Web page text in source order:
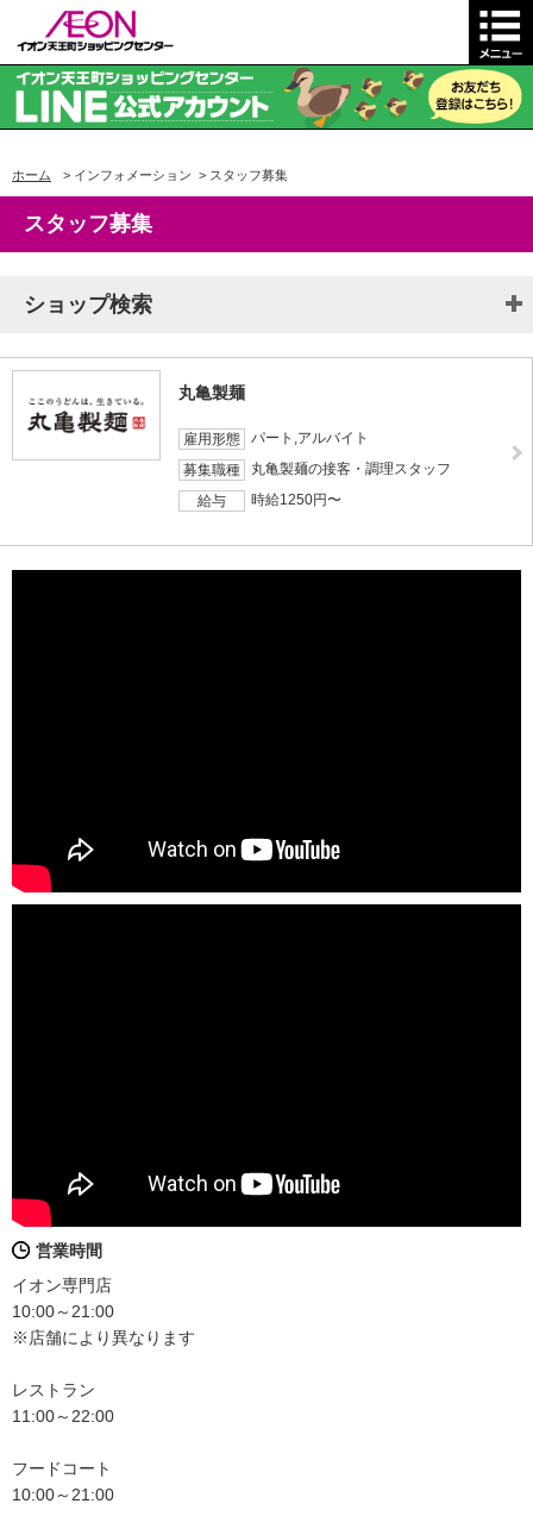
ホーム > インフォメーション > スタッフ募集
スタッフ募集
ショップ検索
丸亀製麺
雇用形態
パート,アルバイト
募集職種
丸亀製麺の接客・調理スタッフ
給与
時給1250円〜
営業時間
イオン専門店
10:00～21:00
※店舗により異なります
レストラン
11:00～22:00
フードコート
10:00～21:00